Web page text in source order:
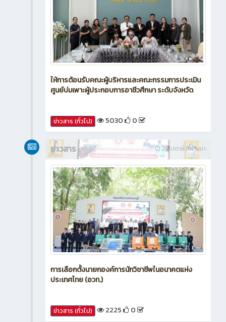
ให้การต้อนรับคณะผู้บริหารและคณะกรรมการประเมิน
ศูนย์บ่มเพาะผู้ประกอบการอาชีวศึกษา ระดับจังหวัด
ข่าวสาร (ทั่วไป) 5030 0
2 สัปดาห์ ที่ผ่านมา
ข่าวสาร
การเลือกตั้งนายกองค์การนักวิชาชีพในอนาคตแห่ง
ประเทศไทย (อวท.)
ข่าวสาร (ทั่วไป) 2225 0